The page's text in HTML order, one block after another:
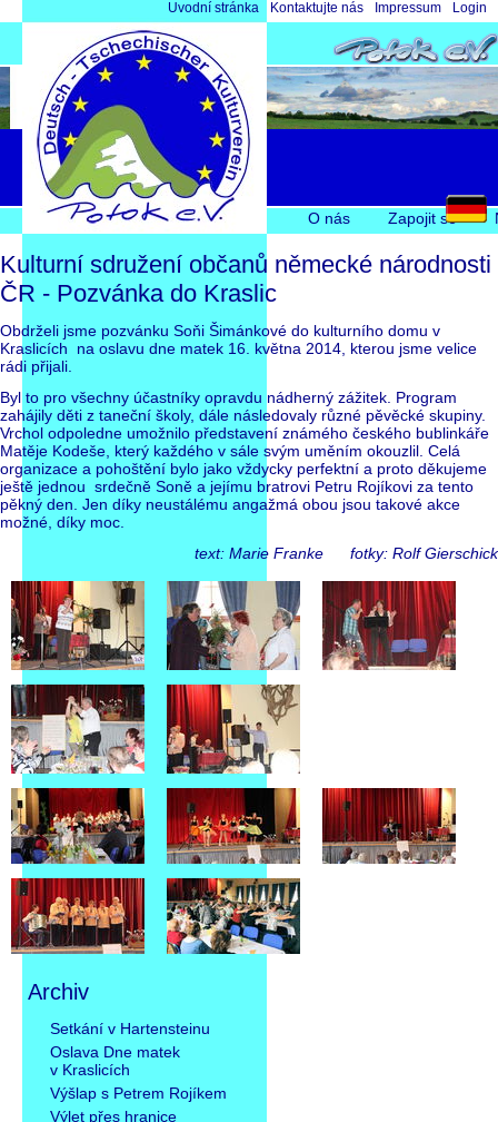
Přeskočit
navigaci
O nás Zapojit se
Přeskočit
navigaci
Login
Impressum
Kontaktujte nás
Úvodní stránka
Kulturní sdružení občanů německé národnosti
ČR - Pozvánka do Kraslic
Obdrželi jsme pozvánku Soňi Šimánkové do kulturního domu v
Kraslicích na oslavu dne matek 16. května 2014, kterou jsme velice
rádi přijali.
Byl to pro všechny účastníky opravdu nádherný zážitek. Program
zahájily děti z taneční školy, dále následovaly různé pěvěcké skupiny.
Vrchol odpoledne umožnilo představení známého českého bublinkáře
Matěje Kodeše, který každého v sále svým uměním okouzlil. Celá
organizace a pohoštění bylo jako vždycky perfektní a proto děkujeme
ještě jednou srdečně Soně a jejímu bratrovi Petru Rojíkovi za tento
pěkný den. Jen díky neustálému angažmá obou jsou takové akce
možné, díky moc.
text: Marie Franke fotky: Rolf Gierschick
Archiv
Přeskočit
navigaci
Setkání v Hartensteinu
Oslava Dne matek
v Kraslicích
Výšlap s Petrem Rojíkem
Výlet přes hranice